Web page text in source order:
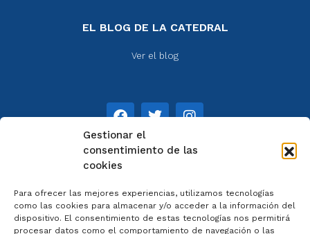
Gestionar el
consentimiento de las
cookies
Para ofrecer las mejores experiencias, utilizamos tecnologías
como las cookies para almacenar y/o acceder a la información del
dispositivo. El consentimiento de estas tecnologías nos permitirá
procesar datos como el comportamiento de navegación o las
EL BLOG DE LA CATEDRAL
Ver el blog
Aviso legal
Política de privacidad